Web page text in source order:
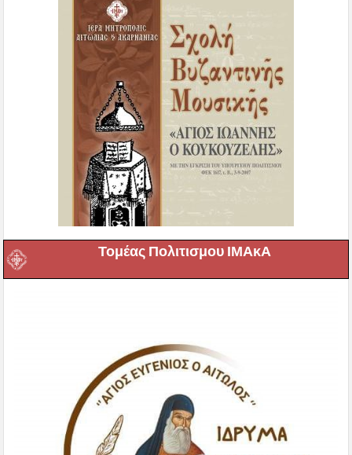
Τομέας Πολιτισμου ΙΜΑκΑ